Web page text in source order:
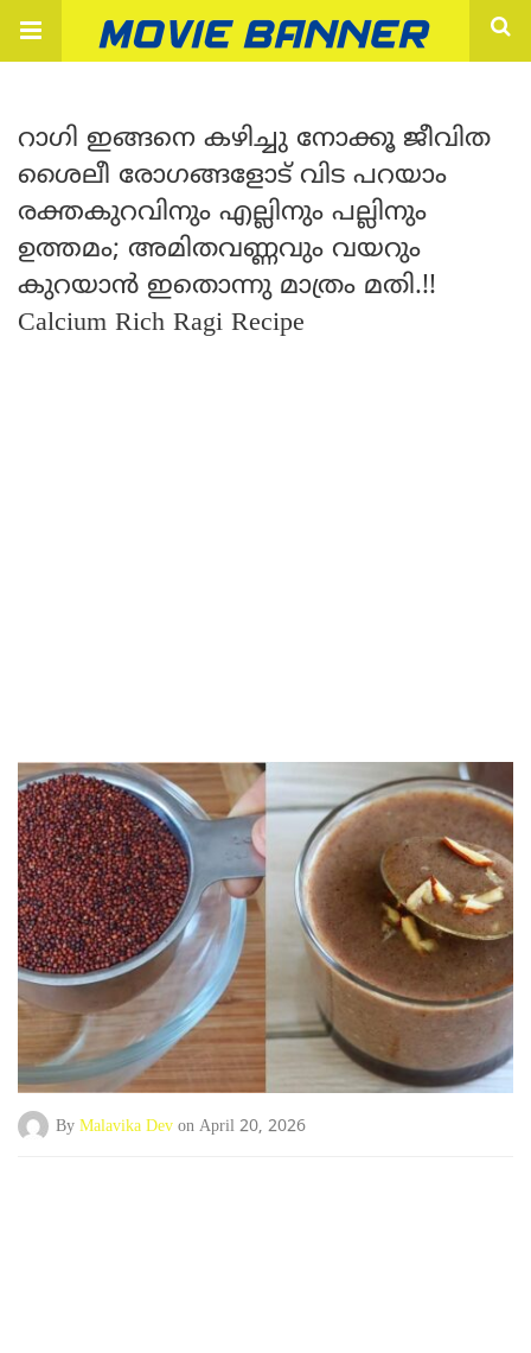
റാഗി ഇങ്ങനെ കഴിച്ചു നോക്കൂ ജീവിത
ശൈലീ രോഗങ്ങളോട് വിട പറയാം
രക്തകുറവിനും എല്ലിനും പല്ലിനും
ഉത്തമം; അമിതവണ്ണവും വയറും
കുറയാൻ ഇതൊന്നു മാത്രം മതി.!!
Calcium Rich Ragi Recipe
By Malavika Dev on April 20, 2026